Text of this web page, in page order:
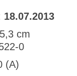
18.07.2013
cm
0
(A)